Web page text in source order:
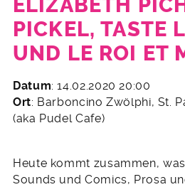
ELIZABETH
PICKEL, TASTE
UND LE ROI ET
7.
Januar
2020
Datum: 14.02.2020 20:00
Ort: Barboncino Zwölphi, St.
(aka Pudel Cafe)
Heute kommt zusammen,
Sounds und Comics, Prosa